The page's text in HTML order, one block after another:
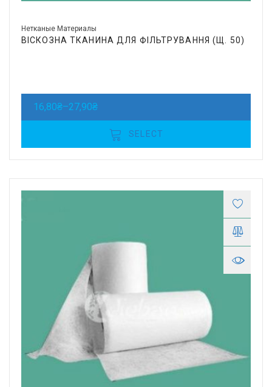
Нетканые Материалы
ВІСКОЗНА ТКАНИНА ДЛЯ ФІЛЬТРУВАННЯ (Щ. 50)
16,80₴–27,90₴
SELECT